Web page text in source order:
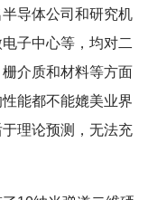
导体公司和研究机
子中心等，均对二
介质和材料等方面
能都不能媲美业界
理论预测，无法充